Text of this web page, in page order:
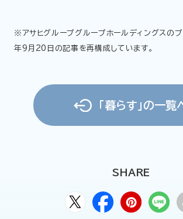
※アサヒグループグループホールディングスの
年9月20日の記事を再構成しています。
「暮らす」の一覧
SHARE